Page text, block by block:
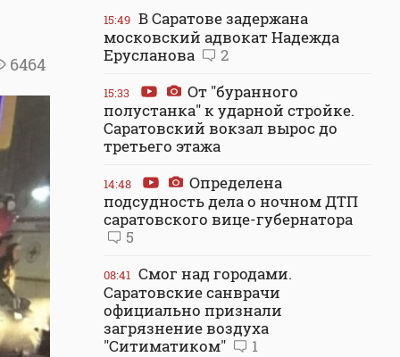
6464
15:49 В Саратове задержана
московский адвокат Надежда
Ерусланова
2
15:33
От "буранного
полустанка" к ударной стройке.
Саратовский вокзал вырос до
третьего этажа
14:48
Определена
подсудность дела о ночном ДТП
саратовского вице-губернатора
5
08:41 Смог над городами.
Саратовские санврачи
официально признали
загрязнение воздуха
"Ситиматиком"
1